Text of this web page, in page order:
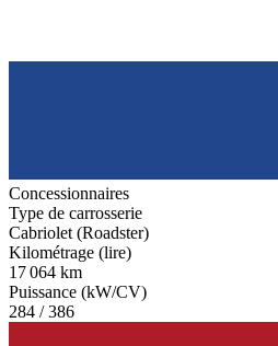
Concessionnaires
Type de carrosserie
Cabriolet (Roadster)
Kilométrage (lire)
17 064 km
Puissance (kW/CV)
284 / 386